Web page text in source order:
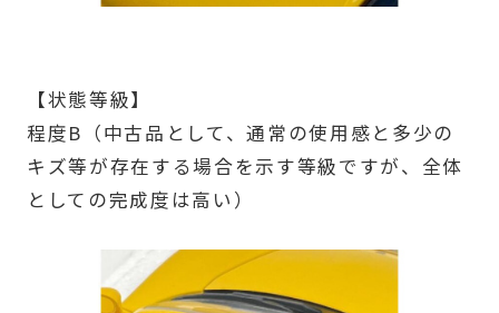
【状態等級】
程度B（中古品として、通常の使用感と多少の
キズ等が存在する場合を示す等級ですが、全体
としての完成度は高い）